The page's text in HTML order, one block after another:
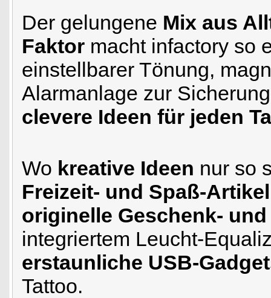
Der gelungene Mix aus
Faktor macht infactory so
einstellbarer Tönung,
Alarmanlage zur
clevere Ideen für jeden
Wo kreative Ideen nur so
Freizeit- und Spaß-
originelle Geschenk-
integriertem Leucht-
erstaunliche USB-
Tattoo.